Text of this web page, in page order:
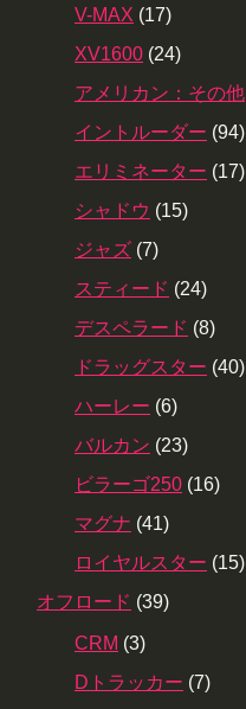
V-MAX (17)
XV1600 (24)
アメリカン：その他
イントルーダー (94)
エリミネーター (17)
シャドウ (15)
ジャズ (7)
スティード (24)
デスペラード (8)
ドラッグスター (40)
ハーレー (6)
バルカン (23)
ビラーゴ250 (16)
マグナ (41)
ロイヤルスター (15)
オフロード (39)
CRM (3)
Dトラッカー (7)